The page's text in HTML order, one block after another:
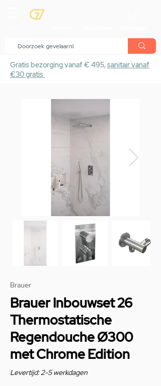
Gratis bezorging vanaf € 495,sanitair vanaf
€30 gratis
Brauer
Brauer Inbouwset 26
Thermostatische
Regendouche Ø300
met Chrome Edition
Levertijd: 2-5 werkdagen